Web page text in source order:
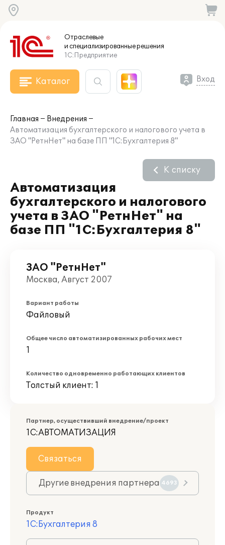
Отраслевые
и специализированныерешения
1С:Предприятие
Каталог Вход
Главная
Внедрения
Автоматизация бухгалтерского и налогового учета в
ЗАО "РетнНет" на базе ПП "1С:Бухгалтерия 8"
Автоматизация
бухгалтерского и налогового
учета в ЗАО "РетнНет" на
базе ПП "1С:Бухгалтерия 8"
К списку
ЗАО "РетнНет"
Москва, Август 2007
Вариант работы
Файловый
Общее число автоматизированных рабочих мест
1
Количество одновременно работающих клиентов
Толстый клиент: 1
Партнер, осуществивший внедрение/проект
1С:АВТОМАТИЗАЦИЯ
Связаться
Другие внедрения партнера 4693
Продукт
1С:Бухгалтерия 8